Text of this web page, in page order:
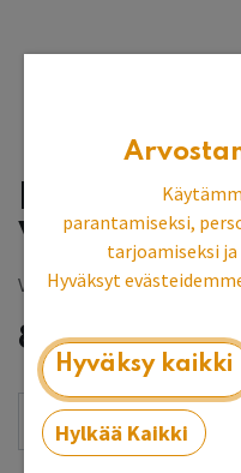
Keittiön
Vantaan myymälän
835,86€
parantamiseksi,
tarjoamiseksi
Hyväksyt
Hyväksy kaikki
Hylkää Kaikki